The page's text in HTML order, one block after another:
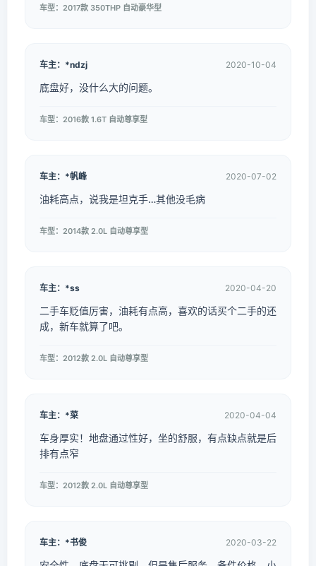
车型：2017款 350THP 自动豪华型
车主：*ndzj 2020-10-04
底盘好，没什么大的问题。
车型：2016款 1.6T 自动尊享型
车主：*帆峰 2020-07-02
油耗高点，说我是坦克手…其他没毛病
车型：2014款 2.0L 自动尊享型
车主：*ss 2020-04-20
二手车贬值厉害，油耗有点高，喜欢的话买个二手的还
成，新车就算了吧。
车型：2012款 2.0L 自动尊享型
车主：*菜 2020-04-04
车身厚实！地盘通过性好，坐的舒服，有点缺点就是后
排有点窄
车型：2012款 2.0L 自动尊享型
车主：*书俊 2020-03-22